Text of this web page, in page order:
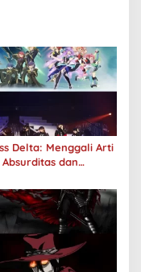
Delta: Menggali Arti
dan